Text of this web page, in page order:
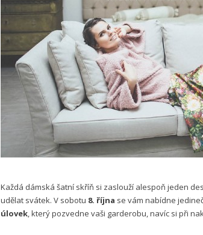
Každá dámská šatní skříň si zaslouží alespoň jeden
udělat svátek. V sobotu 8. října se vám nabídne
úlovek, který pozvedne vaši garderobu, navíc si při